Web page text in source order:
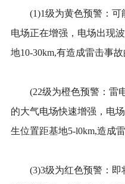
(1)1级为黄色预警：可
电场正在增强，电场出现
地10-30km,有造成雷击事故
(22级为橙色预警：雷电
的大气电场快速增强，电
生位置距基地5-l0km,造成
(3)3级为红色预警：即